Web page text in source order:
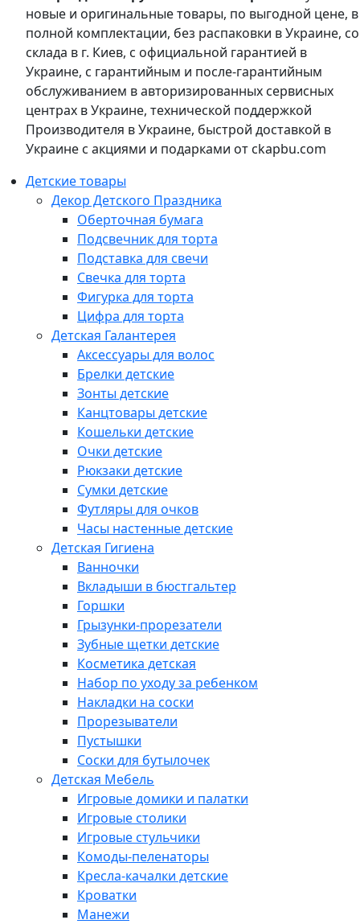
новые и оригинальные товары, по выгодной цене, в
полной комплектации, без распаковки в Украине, со
склада в г. Киев, с официальной гарантией в
Украине, с гарантийным и после-гарантийным
обслуживанием в авторизированных сервисных
центрах в Украине, технической поддержкой
Производителя в Украине, быстрой доставкой в
Украине с акциями и подарками от ckapbu.com
Детские товары
Декор Детского Праздника
Оберточная бумага
Подсвечник для торта
Подставка для свечи
Свечка для торта
Фигурка для торта
Цифра для торта
Детская Галантерея
Аксессуары для волос
Брелки детские
Зонты детские
Канцтовары детские
Кошельки детские
Очки детские
Рюкзаки детские
Сумки детские
Футляры для очков
Часы настенные детские
Детская Гигиена
Ванночки
Вкладыши в бюстгальтер
Горшки
Грызунки-прорезатели
Зубные щетки детские
Косметика детская
Набор по уходу за ребенком
Накладки на соски
Прорезыватели
Пустышки
Соски для бутылочек
Детская Мебель
Игровые домики и палатки
Игровые столики
Игровые стульчики
Комоды-пеленаторы
Кресла-качалки детские
Кроватки
Манежи